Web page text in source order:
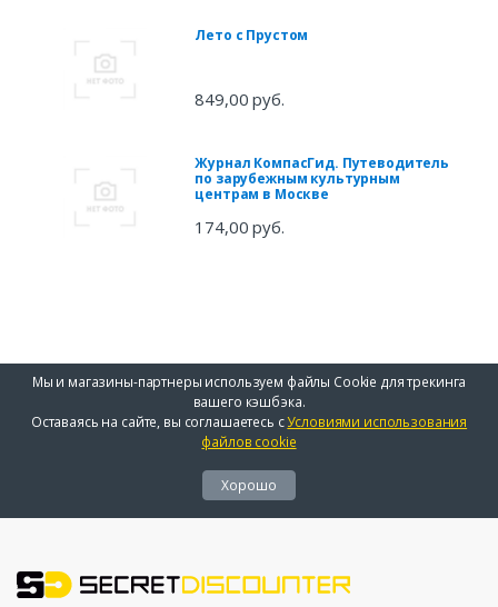
Лето с Прустом
849,00 руб.
Журнал КомпасГид. Путеводитель
по зарубежным культурным
центрам в Москве
174,00 руб.
Мы и магазины-партнеры используем файлы Cookie для трекинга
вашего кэшбэка.
Оставаясь на сайте, вы соглашаетесь сУсловиями использования
файлов cookie
Хорошо